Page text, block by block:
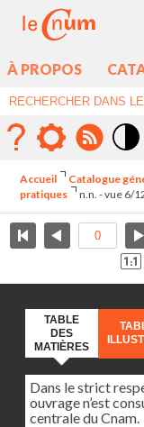
À PROPOS
élévé
Accueil Catalogue
pratiques
n.n. - vue 6/
TABLE
DES
MATIÈRES
Dans le strict
ouvrage n’est
centrale du Cnam.